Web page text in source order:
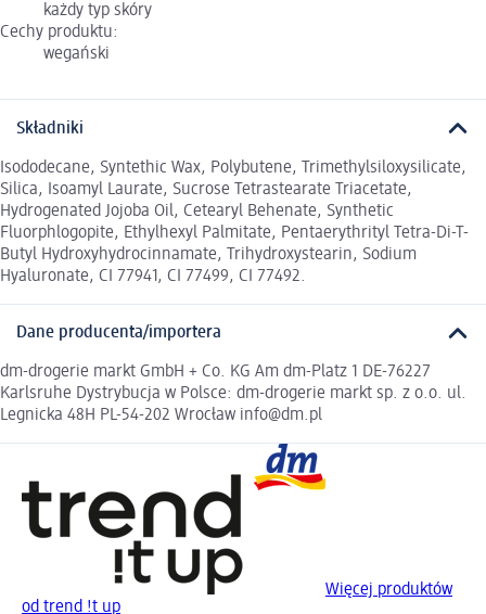
każdy typ skóry
Cechy produktu:
wegański
Składniki
Isododecane, Syntethic Wax, Polybutene, Trimethylsiloxysilicate,
Silica, Isoamyl Laurate, Sucrose Tetrastearate Triacetate,
Hydrogenated Jojoba Oil, Cetearyl Behenate, Synthetic
Fluorphlogopite, Ethylhexyl Palmitate, Pentaerythrityl Tetra-Di-T-
Butyl Hydroxyhydrocinnamate, Trihydroxystearin, Sodium
Hyaluronate, CI 77941, CI 77499, CI 77492.
Dane producenta/importera
dm-drogerie markt GmbH + Co. KG Am dm-Platz 1 DE-76227
Karlsruhe Dystrybucja w Polsce: dm-drogerie markt sp. z o.o. ul.
Legnicka 48H PL-54-202 Wrocław info@dm.pl
Więcej produktów
od trend !t up